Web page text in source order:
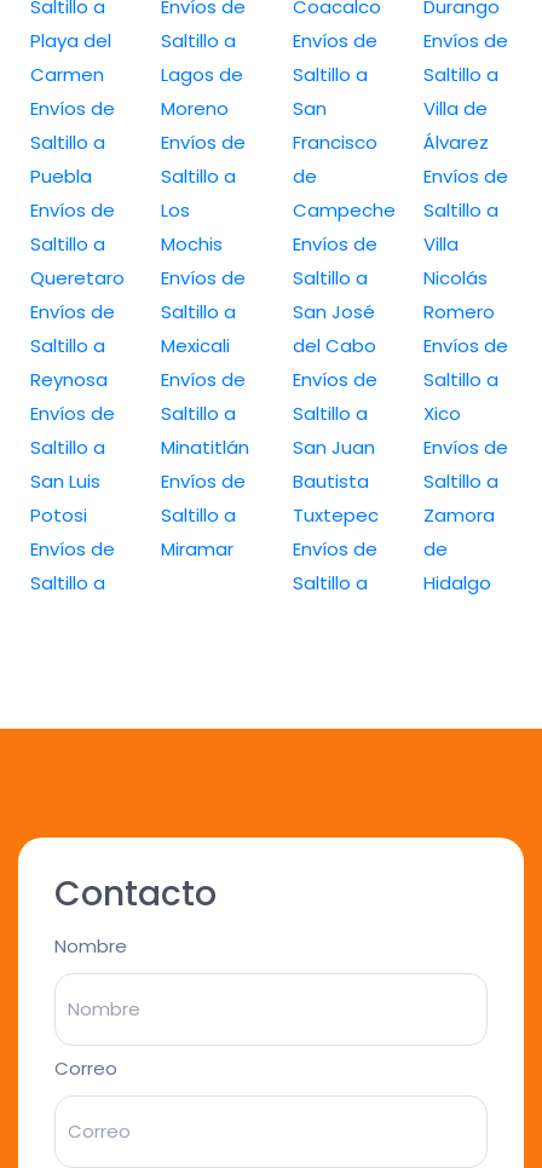
Saltillo a
Playa del
Carmen
Envíos de
Saltillo a
Puebla
Envíos de
Saltillo a
Queretaro
Envíos de
Saltillo a
Reynosa
Envíos de
Saltillo a
San Luis
Potosi
Envíos de
Saltillo a
Envíos de
Saltillo a
Lagos de
Moreno
Envíos de
Saltillo a
Los
Mochis
Envíos de
Saltillo a
Mexicali
Envíos de
Saltillo a
Minatitlán
Envíos de
Saltillo a
Miramar
Coacalco
Envíos de
Saltillo a
San
Francisco
de
Campeche
Envíos de
Saltillo a
San José
del Cabo
Envíos de
Saltillo a
San Juan
Bautista
Tuxtepec
Envíos de
Saltillo a
Durango
Envíos de
Saltillo a
Villa de
Álvarez
Envíos de
Saltillo a
Villa
Nicolás
Romero
Envíos de
Saltillo a
Xico
Envíos de
Saltillo a
Zamora
de
Hidalgo
Contacto
Nombre
Correo